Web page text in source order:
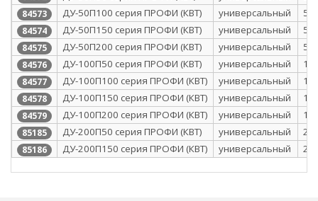
84573 ДУ-50П100 серия ПРОФИ (КВТ) универсальный 50
84574 ДУ-50П150 серия ПРОФИ (КВТ) универсальный 50
84575 ДУ-50П200 серия ПРОФИ (КВТ) универсальный 50
84576 ДУ-100П50 серия ПРОФИ (КВТ) универсальный
84577 ДУ-100П100 серия ПРОФИ (КВТ) универсальный
84578 ДУ-100П150 серия ПРОФИ (КВТ) универсальный
84579 ДУ-100П200 серия ПРОФИ (КВТ) универсальный
85185 ДУ-200П50 серия ПРОФИ (КВТ) универсальный
85186 ДУ-200П150 серия ПРОФИ (КВТ) универсальный